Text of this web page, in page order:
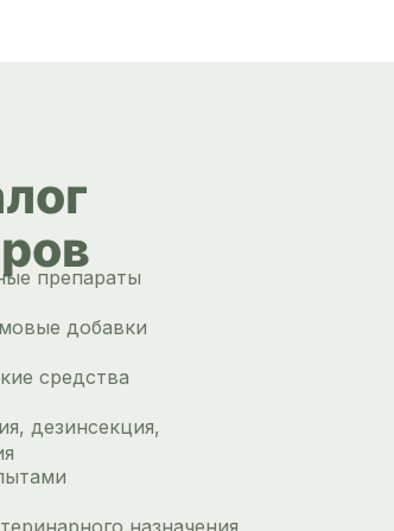
препараты
добавки
средства
дезинсекция,
назначения